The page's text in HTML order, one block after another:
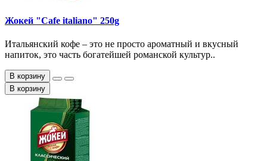
Жокей "Cafe italiano" 250g
Итальянский кофе – это не просто ароматный и вкусный
напиток, это часть богатейшей романской культур..
В корзину
В корзину